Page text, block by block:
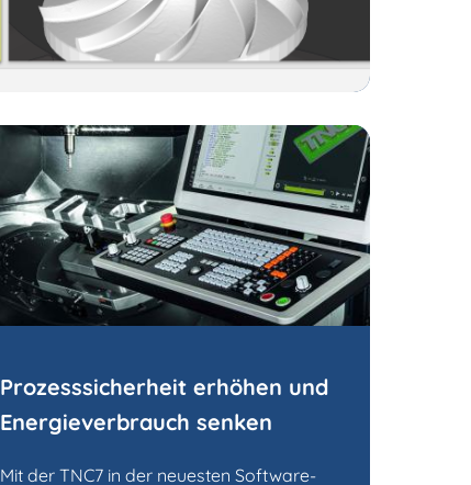
Prozesssicherheit erhöhen und
Energieverbrauch senken
Mit der TNC7 in der neuesten Software-